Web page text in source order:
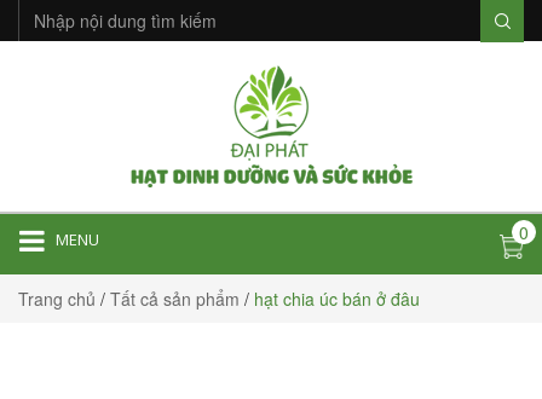
MENU 0
Trang chủ / Tất cả sản phẩm / hạt chia úc bán ở đâu